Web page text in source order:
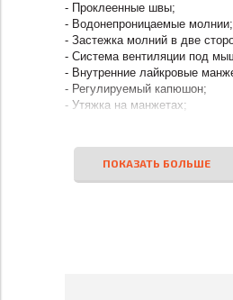
- Проклеенные швы;
- Водонепроницаемые молнии;
- Застежка молний в две
- Система вентиляции под
- Внутренние лайкровые
- Регулируемый капюшон;
- Утяжка на манжетах;
- 7 внешних карманов;
- Карман для ski-pass;